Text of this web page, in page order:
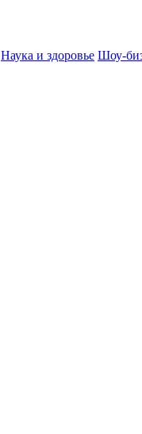
Наука и здоровье Шоу-